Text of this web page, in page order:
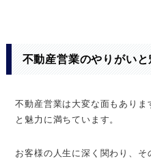
不動産営業のやりがいと
不動産営業は大変な面もあり
と魅力に満ちています。
お客様の人生に深く関わり、そ